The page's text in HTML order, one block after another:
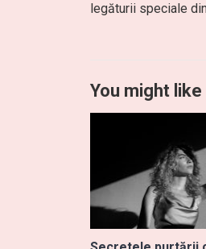
legăturii speciale
You might like